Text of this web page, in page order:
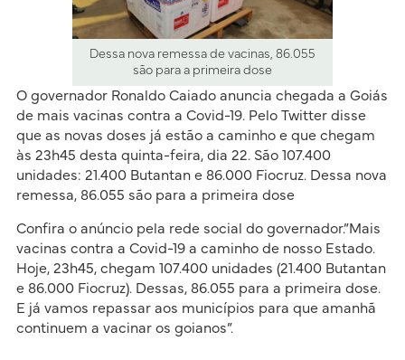
Dessa nova remessa de vacinas, 86.055
são para a primeira dose
O governador Ronaldo Caiado anuncia chegada a Goiás
de mais vacinas contra a Covid-19. Pelo Twitter disse
que as novas doses já estão a caminho e que chegam
às 23h45 desta quinta-feira, dia 22. São 107.400
unidades: 21.400 Butantan e 86.000 Fiocruz. Dessa nova
remessa, 86.055 são para a primeira dose
Confira o anúncio pela rede social do governador.”Mais
vacinas contra a Covid-19 a caminho de nosso Estado.
Hoje, 23h45, chegam 107.400 unidades (21.400 Butantan
e 86.000 Fiocruz). Dessas, 86.055 para a primeira dose.
E já vamos repassar aos municípios para que amanhã
continuem a vacinar os goianos”.